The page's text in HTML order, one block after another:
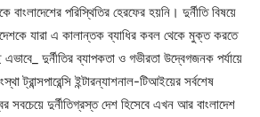
বাংলাদেশের পরিস্থিতির হেরফের হয়নি। দুর্নীতি বিষয়ে
যারা এ কালান্তক ব্যাধির কবল থেকে মুক্ত করতে
দুর্নীতির ব্যাপকতা ও গভীরতা উদ্বেগজনক পর্যায়ে
ট্রান্সপারেন্সি ইন্টারন্যাশনাল-টিআইয়ের সর্বশেষ
সবচেয়ে দুর্নীতিগ্রস্ত দেশ হিসেবে এখন আর বাংলাদেশ